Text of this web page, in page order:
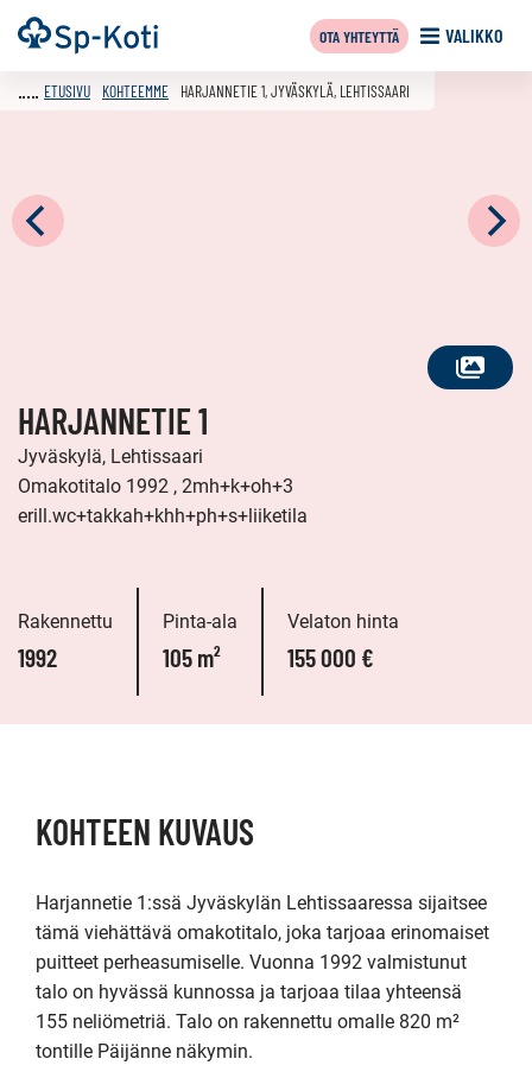
Siirry
sisältöön
Etusivu VALIKKO
OTA YHTEYTTÄ
KATSO
ETUSIVU KOHTEEMME HARJANNETIE 1, JYVÄSKYLÄ, LEHTISSAARI
HARJANNETIE 1
Jyväskylä, Lehtissaari
Omakotitalo 1992 , 2mh+k+oh+3
erill.wc+takkah+khh+ph+s+liiketila
Rakennettu
1992
Pinta-ala
105 m²
Velaton hinta
155 000 €
KOHTEEN KUVAUS
Harjannetie 1:ssä Jyväskylän Lehtissaaressa sijaitsee
tämä viehättävä omakotitalo, joka tarjoaa erinomaiset
puitteet perheasumiselle. Vuonna 1992 valmistunut
talo on hyvässä kunnossa ja tarjoaa tilaa yhteensä
155 neliömetriä. Talo on rakennettu omalle 820 m²
tontille Päijänne näkymin.